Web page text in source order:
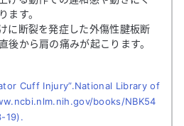
ます。
に断裂を発症した外傷性腱板断
後から肩の痛みが起こります。
Cuff Injury”.National Library of
books/NBK54
19).